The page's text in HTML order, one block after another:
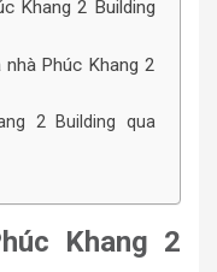
Khang 2 Building
Phúc Khang 2
2 Building qua
Khang 2